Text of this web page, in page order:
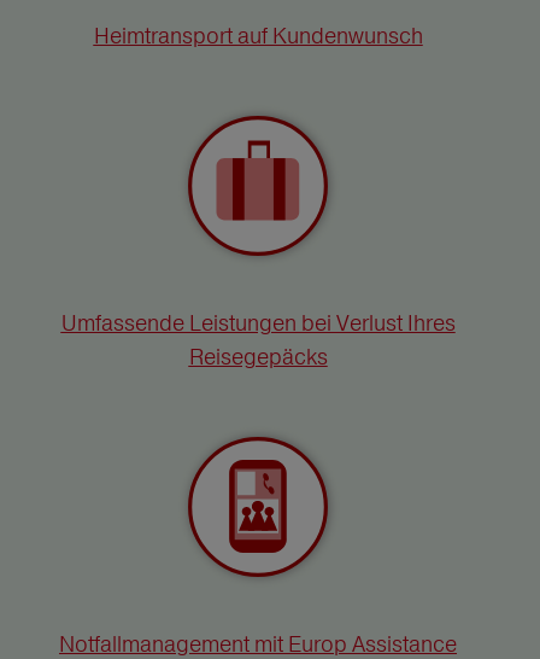
Heimtransport auf Kundenwunsch
Umfassende Leistungen bei Verlust Ihres
Reisegepäcks
Notfallmanagement mit Europ Assistance